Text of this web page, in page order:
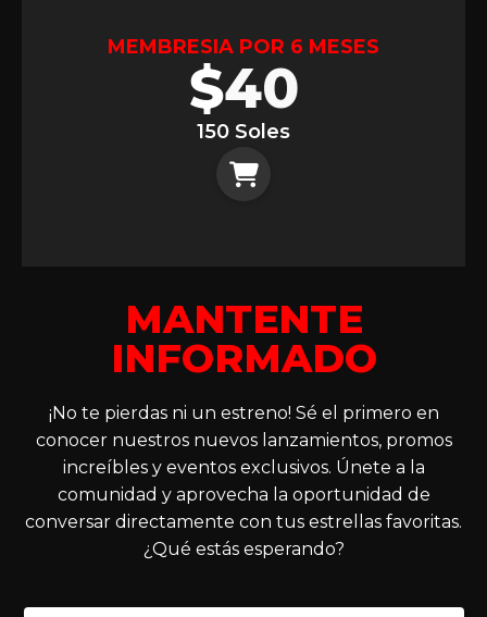
MEMBRESIA POR 6 MESES
$40
150 Soles
MANTENTE
INFORMADO
¡No te pierdas ni un estreno! Sé el primero en
conocer nuestros nuevos lanzamientos, promos
increíbles y eventos exclusivos. Únete a la
comunidad y aprovecha la oportunidad de
conversar directamente con tus estrellas favoritas.
¿Qué estás esperando?